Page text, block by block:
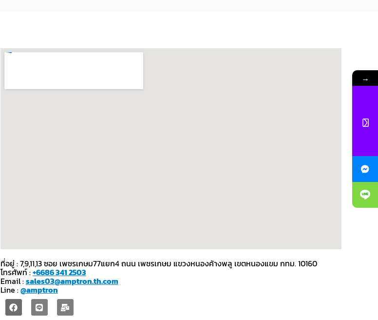
ที่อยู่ : 7,9,11,13 ซอย เพชรเกษม77แยก4 ถนน เพชรเกษม แขวงหนองค้างพลู เขตหนองแขม กทม. 10160
โทรศัพท์ :+6686 341 2503
Email :sales03@amptron.th.com
Line :@amptron
→